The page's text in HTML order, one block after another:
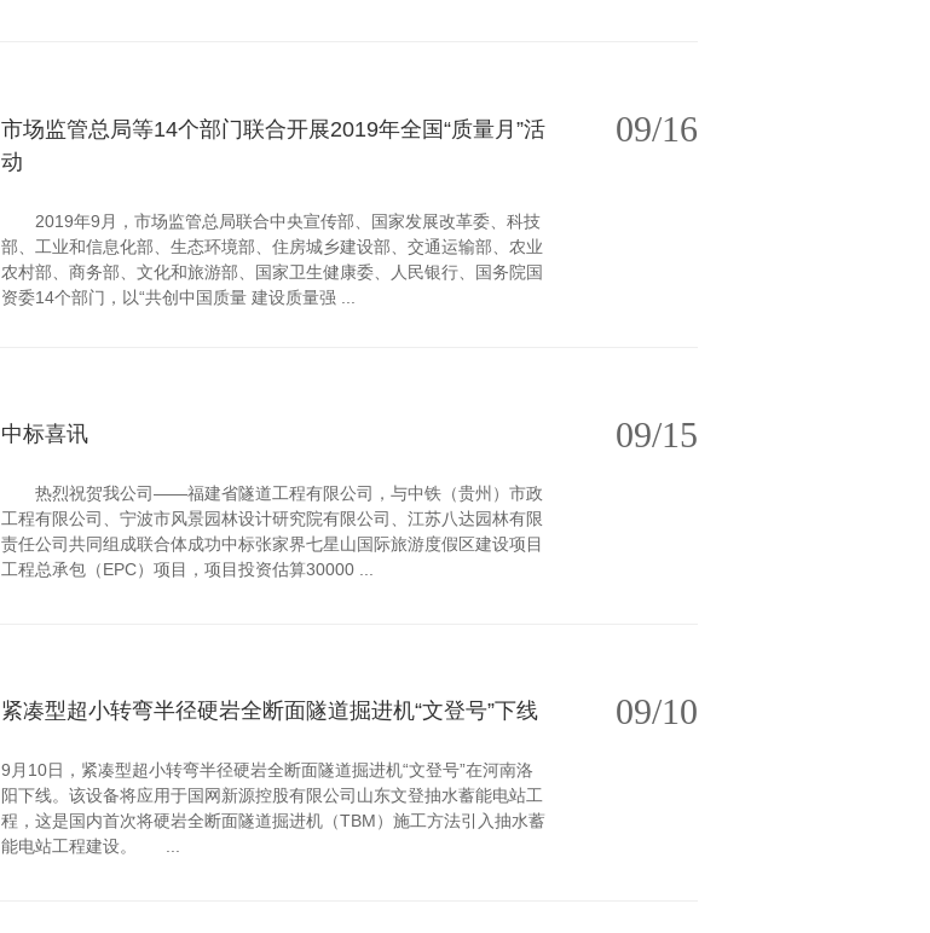
市场监管总局等14个部门联合开展2019年全国“质量月”活
动
2019年9月，市场监管总局联合中央宣传部、国家发展改革委、科技
部、工业和信息化部、生态环境部、住房城乡建设部、交通运输部、农业
农村部、商务部、文化和旅游部、国家卫生健康委、人民银行、国务院国
资委14个部门，以“共创中国质量 建设质量强 ...
09/16
中标喜讯
热烈祝贺我公司——福建省隧道工程有限公司，与中铁（贵州）市政
工程有限公司、宁波市风景园林设计研究院有限公司、江苏八达园林有限
责任公司共同组成联合体成功中标张家界七星山国际旅游度假区建设项目
工程总承包（EPC）项目，项目投资估算30000 ...
09/15
紧凑型超小转弯半径硬岩全断面隧道掘进机“文登号”下线
9月10日，紧凑型超小转弯半径硬岩全断面隧道掘进机“文登号”在河南洛
阳下线。该设备将应用于国网新源控股有限公司山东文登抽水蓄能电站工
程，这是国内首次将硬岩全断面隧道掘进机（TBM）施工方法引入抽水蓄
能电站工程建设。 ...
09/10